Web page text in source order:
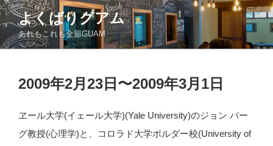
コ
ン
ン
よくばりグアム
あれもこれも全部GUAM
投
稿
2009年2月23日〜2009年3月1日
ヱール大学(イェール大学)(Yale University)のジョン バー
グ教授(心理学)と、コロラド大学ボルダー校(University of